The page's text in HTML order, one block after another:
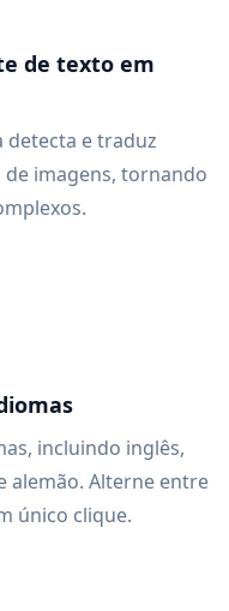
de texto em
detecta e traduz
imagens, tornando
incluindo inglês,
alemão. Alterne entre
único clique.